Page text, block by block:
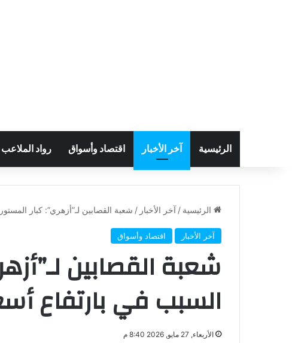
الرئيسية آخر الأخبار اقتصاد وأسواق رواد الملاعب
الرئيسية / آخر الأخبار / شعبة القصابين لـ”أزهري”: كبار
آخر الأخبار اقتصاد وأسواق
شعبة القصابين
السبب في بارتفاع
الأربعاء, 27 مايو, 2026 8:40 م